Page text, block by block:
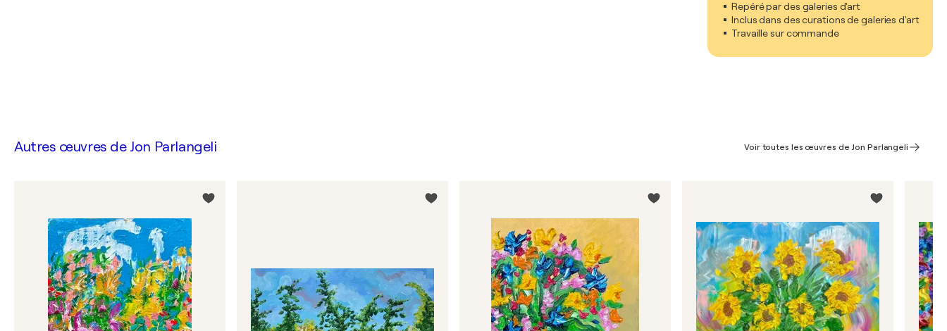
Repéré par des galeries d'art
Inclus dans des curations de galeries d'art
Travaille sur commande
Autres œuvres de Jon Parlangeli Voir toutes les œuvres de Jon Parlangeli